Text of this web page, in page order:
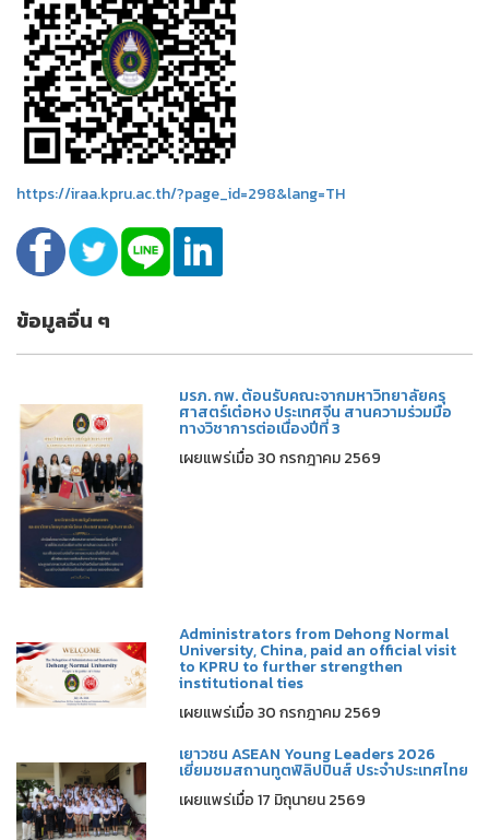
https://iraa.kpru.ac.th/?page_id=298&lang=TH
ข้อมูลอื่น ๆ
มรภ. กพ. ต้อนรับคณะจากมหาวิทยาลัยครุ
ศาสตร์เต๋อหง ประเทศจีน สานความร่วมมือ
ทางวิชาการต่อเนื่องปีที่ 3
เผยแพร่เมื่อ 30 กรกฎาคม 2569
Administrators from Dehong Normal
University, China, paid an official visit
to KPRU to further strengthen
institutional ties
เผยแพร่เมื่อ 30 กรกฎาคม 2569
เยาวชน ASEAN Young Leaders 2026
เยี่ยมชมสถานทูตฟิลิปปินส์ ประจำประเทศไทย
เผยแพร่เมื่อ 17 มิถุนายน 2569